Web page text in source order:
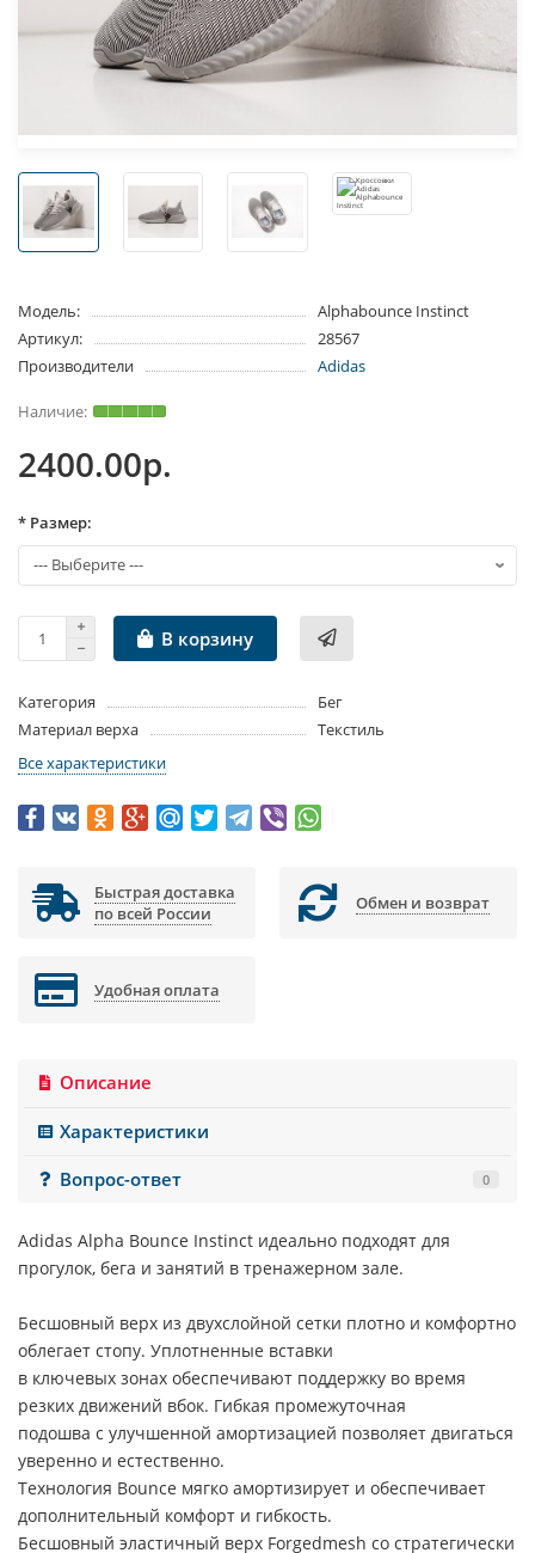
Модель:
Alphabounce Instinct
Артикул:
28567
Производители
Adidas
2400.00р.
* Размер:
В корзину
Категория
Бег
Материал верха
Текстиль
Все характеристики
Быстрая доставка
по всей России
Обмен и возврат
Удобная оплата
Описание
Характеристики
Вопрос-ответ
0
Adidas Alpha Bounce Instinct идеально подходят для
прогулок, бега и занятий в тренажерном зале.
Бесшовный верх из двухслойной сетки плотно и комфортно
облегает стопу. Уплотненные вставки
в ключевых зонах обеспечивают поддержку во время
резких движений вбок. Гибкая промежуточная
подошва с улучшенной амортизацией позволяет двигаться
уверенно и естественно.
Технология Bounce мягко амортизирует и обеспечивает
дополнительный комфорт и гибкость.
Бесшовный эластичный верх Forgedmesh со стратегически